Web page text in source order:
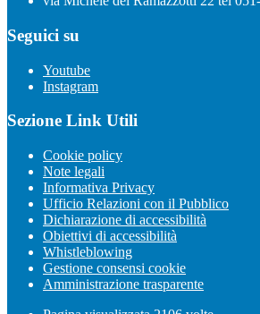
Seguici su
Youtube
Instagram
Sezione Link Utili
Cookie policy
Note legali
Informativa Privacy
Ufficio Relazioni con il Pubblico
Dichiarazione di accessibilità
Obiettivi di accessibilità
Whistleblowing
Gestione consensi cookie
Amministrazione trasparente